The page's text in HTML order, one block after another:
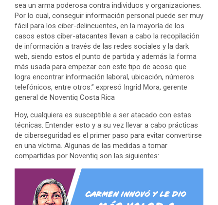
sea un arma poderosa contra individuos y organizaciones.
Por lo cual, conseguir información personal puede ser muy
fácil para los ciber-delincuentes, en la mayoría de los
casos estos ciber-atacantes llevan a cabo la recopilación
de información a través de las redes sociales y la dark
web, siendo estos el punto de partida y además la forma
más usada para empezar con este tipo de acoso que
logra encontrar información laboral, ubicación, números
telefónicos, entre otros.” expresó Ingrid Mora, gerente
general de Noventiq Costa Rica
Hoy, cualquiera es susceptible a ser atacado con estas
técnicas. Entender esto y a su vez llevar a cabo prácticas
de ciberseguridad es el primer paso para evitar convertirse
en una víctima. Algunas de las medidas a tomar
compartidas por Noventiq son las siguientes: